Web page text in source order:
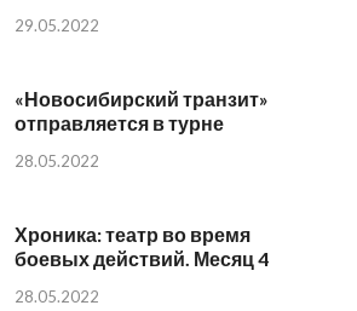
29.05.2022
«Новосибирский транзит»
отправляется в турне
28.05.2022
Хроника: театр во время
боевых действий. Месяц 4
28.05.2022